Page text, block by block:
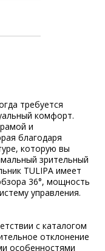
требуется
комфорт.
и
благодаря
которую вы
зрительный
TULIPA имеет
36°, мощность
управления.
с каталогом
отклонение
особенностями